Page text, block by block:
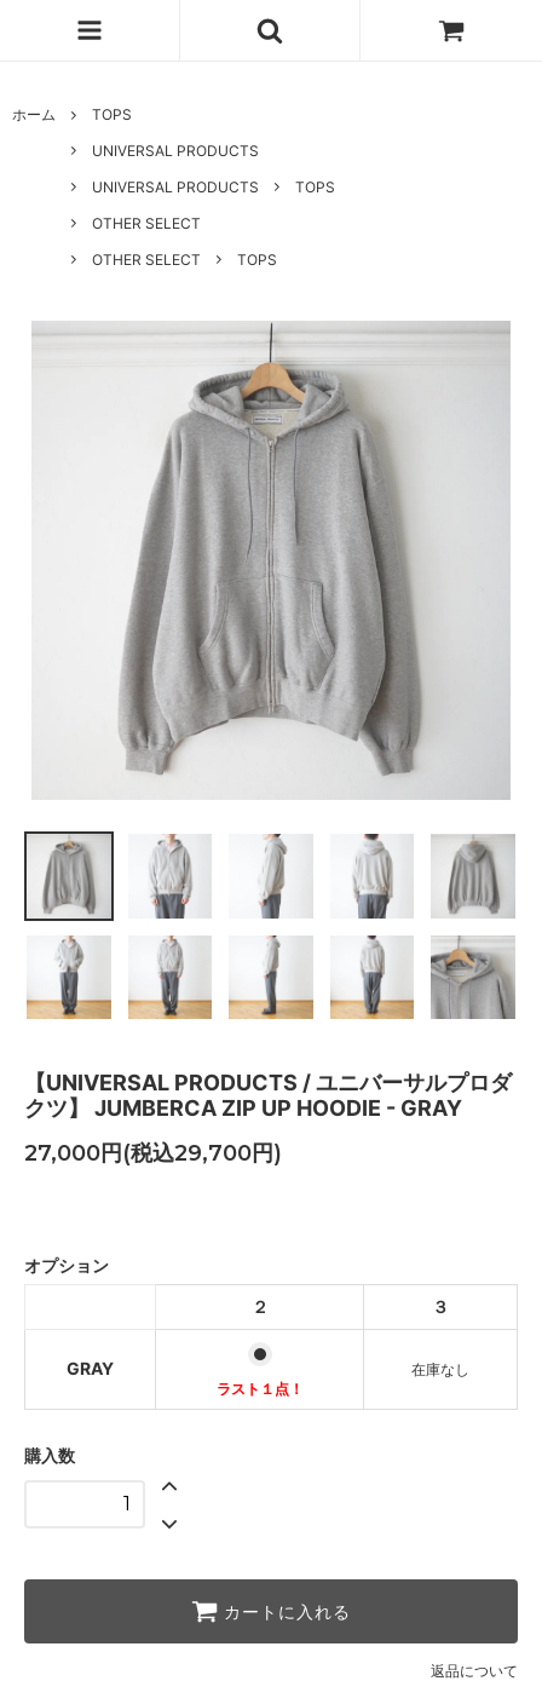
ホーム
TOPS
UNIVERSAL PRODUCTS
UNIVERSAL PRODUCTS
TOPS
OTHER SELECT
OTHER SELECT
TOPS
【UNIVERSAL PRODUCTS / ユニバーサルプロダ
クツ】 JUMBERCA ZIP UP HOODIE - GRAY
27,000円(税込29,700円)
オプション
２
３
GRAY
ラスト１点！
在庫なし
購入数
カートに入れる
返品について